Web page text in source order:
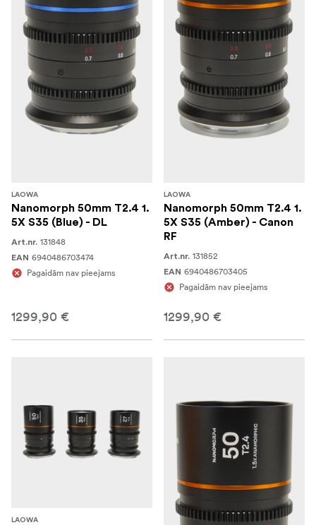
LAOWA
Nanomorph 50mm T2.4 1.
5X S35 (Blue) - DL
Art.nr. 131848
EAN 6940486703474
Pagaidām nav pieejams
1299,90 €
LAOWA
Nanomorph 50mm T2.4 1.
5X S35 (Amber) - Canon
RF
Art.nr. 131852
EAN 6940486703405
Pagaidām nav pieejams
1299,90 €
LAOWA